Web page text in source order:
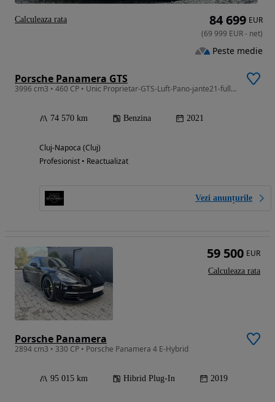
Porsche Panamera GTS
3996 cm3 • 460 CP • Unic Proprietar-GTS-Luft-Pano-jante21-full piele rosie
74 570 km Benzina 2021
Cluj-Napoca (Cluj)
Profesionist • Reactualizat
Vezi anunțurile
84 699 EUR
(69 999 EUR- net)
Peste medie
Calculeaza rata
Porsche Panamera
2894 cm3 • 330 CP • Porsche Panamera 4 E-Hybrid
95 015 km Hibrid Plug-In 2019
59 500 EUR
Calculeaza rata